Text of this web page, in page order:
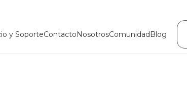
y SoporteContactoNosotrosComunidadBlog